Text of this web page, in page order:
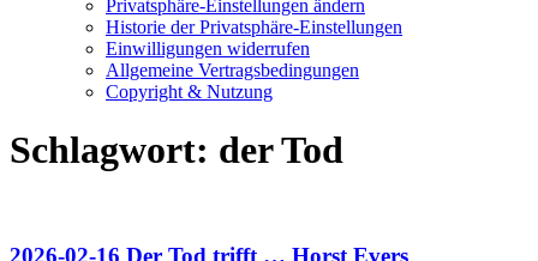
Privatsphäre-Einstellungen ändern
Historie der Privatsphäre-Einstellungen
Einwilligungen widerrufen
Allgemeine Vertragsbedingungen
Copyright & Nutzung
Schlagwort: der Tod
2026-02-16 Der Tod trifft … Horst Evers